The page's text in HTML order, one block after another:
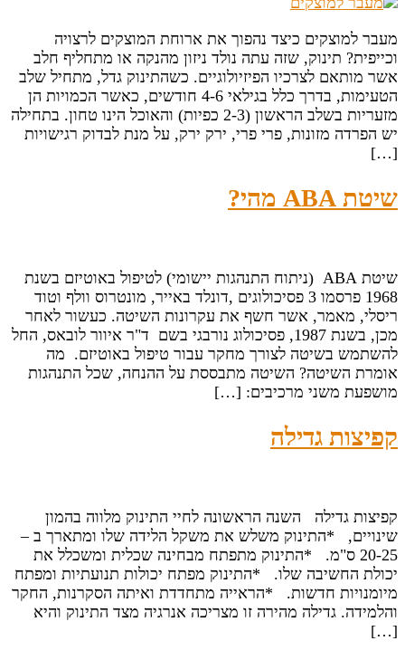
מעבר למוצקים כיצד נהפוך את ארוחת המוצקים לרצויה
וכייפית? תינוק, שזה עתה נולד ניזון מהנקה או מתחליף חלב
אשר מותאם לצרכיו הפיזיולוגיים. כשהתינוק גדל, מתחיל שלב
הטעימות, בדרך כלל בגילאי 4-6 חודשים, כאשר הכמויות הן
מזעריות בשלב הראשון (2-3 כפיות) והאוכל הינו טחון. בתחילה
יש הפרדה מזונות, פרי פרי, ירק ירק, על מנת לבדוק רגישויות
[…]
שיטת ABA מהי?
שיטת ABA (ניתוח התנהגות יישומי) לטיפול באוטיזם בשנת
1968 פרסמו 3 פסיכולוגים ,דונלד באייר, מונטרוס וולף וטוד
ריסלי, מאמר, אשר חשף את עקרונות השיטה. כעשור לאחר
מכן, בשנת 1987, פסיכולוג נורבגי בשם ד"ר איוור לובאס, החל
להשתמש בשיטה לצורך מחקר עבור טיפול באוטיזם. מה
אומרת השיטה? השיטה מתבססת על ההנחה, שכל התנהגות
מושפעת משני מרכיבים: […]
קפיצות גדילה
קפיצות גדילה השנה הראשונה לחיי התינוק מלווה בהמון
שינויים, *התינוק משלש את משקל הלידה שלו ומתארך ב –
20-25 ס"מ. *התינוק מתפתח מבחינה שכלית ומשכלל את
יכולת החשיבה שלו. *התינוק מפתח יכולות תנועתיות ומפתח
מיומנויות חדשות. *הראייה מתחדדת ואיתה הסקרנות, החקר
והלמידה. גדילה מהירה זו מצריכה אנרגיה מצד התינוק והיא
[…]